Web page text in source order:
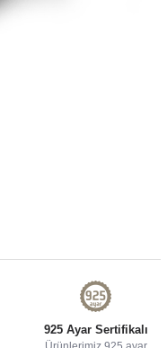
925 Ayar Sertifikalı